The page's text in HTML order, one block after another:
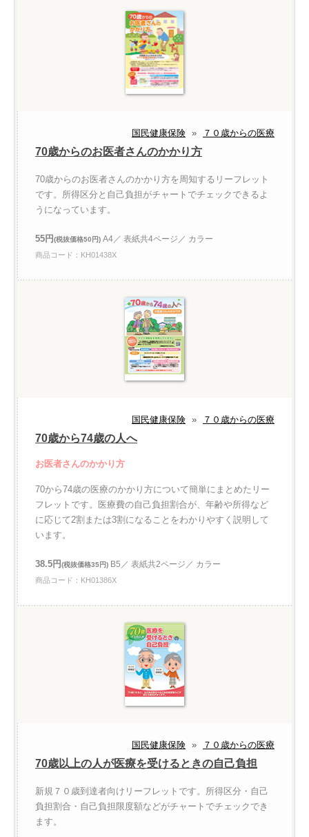
国民健康保険 » ７０歳からの医療
70歳からのお医者さんのかかり方
70歳からのお医者さんのかかり方を周知するリーフレット
です。所得区分と自己負担がチャートでチェックできるよ
うになっています。
55円(税抜価格50円) A4／ 表紙共4ページ／ カラー
商品コード：KH01438X
国民健康保険 » ７０歳からの医療
70歳から74歳の人へ
お医者さんのかかり方
70から74歳の医療のかかり方について簡単にまとめたリー
フレットです。医療費の自己負担割合が、年齢や所得など
に応じて2割または3割になることをわかりやすく説明して
います。
38.5円(税抜価格35円) B5／ 表紙共2ページ／ カラー
商品コード：KH01386X
国民健康保険 » ７０歳からの医療
70歳以上の人が医療を受けるときの自己負担
新規７０歳到達者向けリーフレットです。所得区分・自己
負担割合・自己負担限度額などがチャートでチェックでき
ます。